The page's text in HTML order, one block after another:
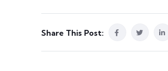
Share This Post: